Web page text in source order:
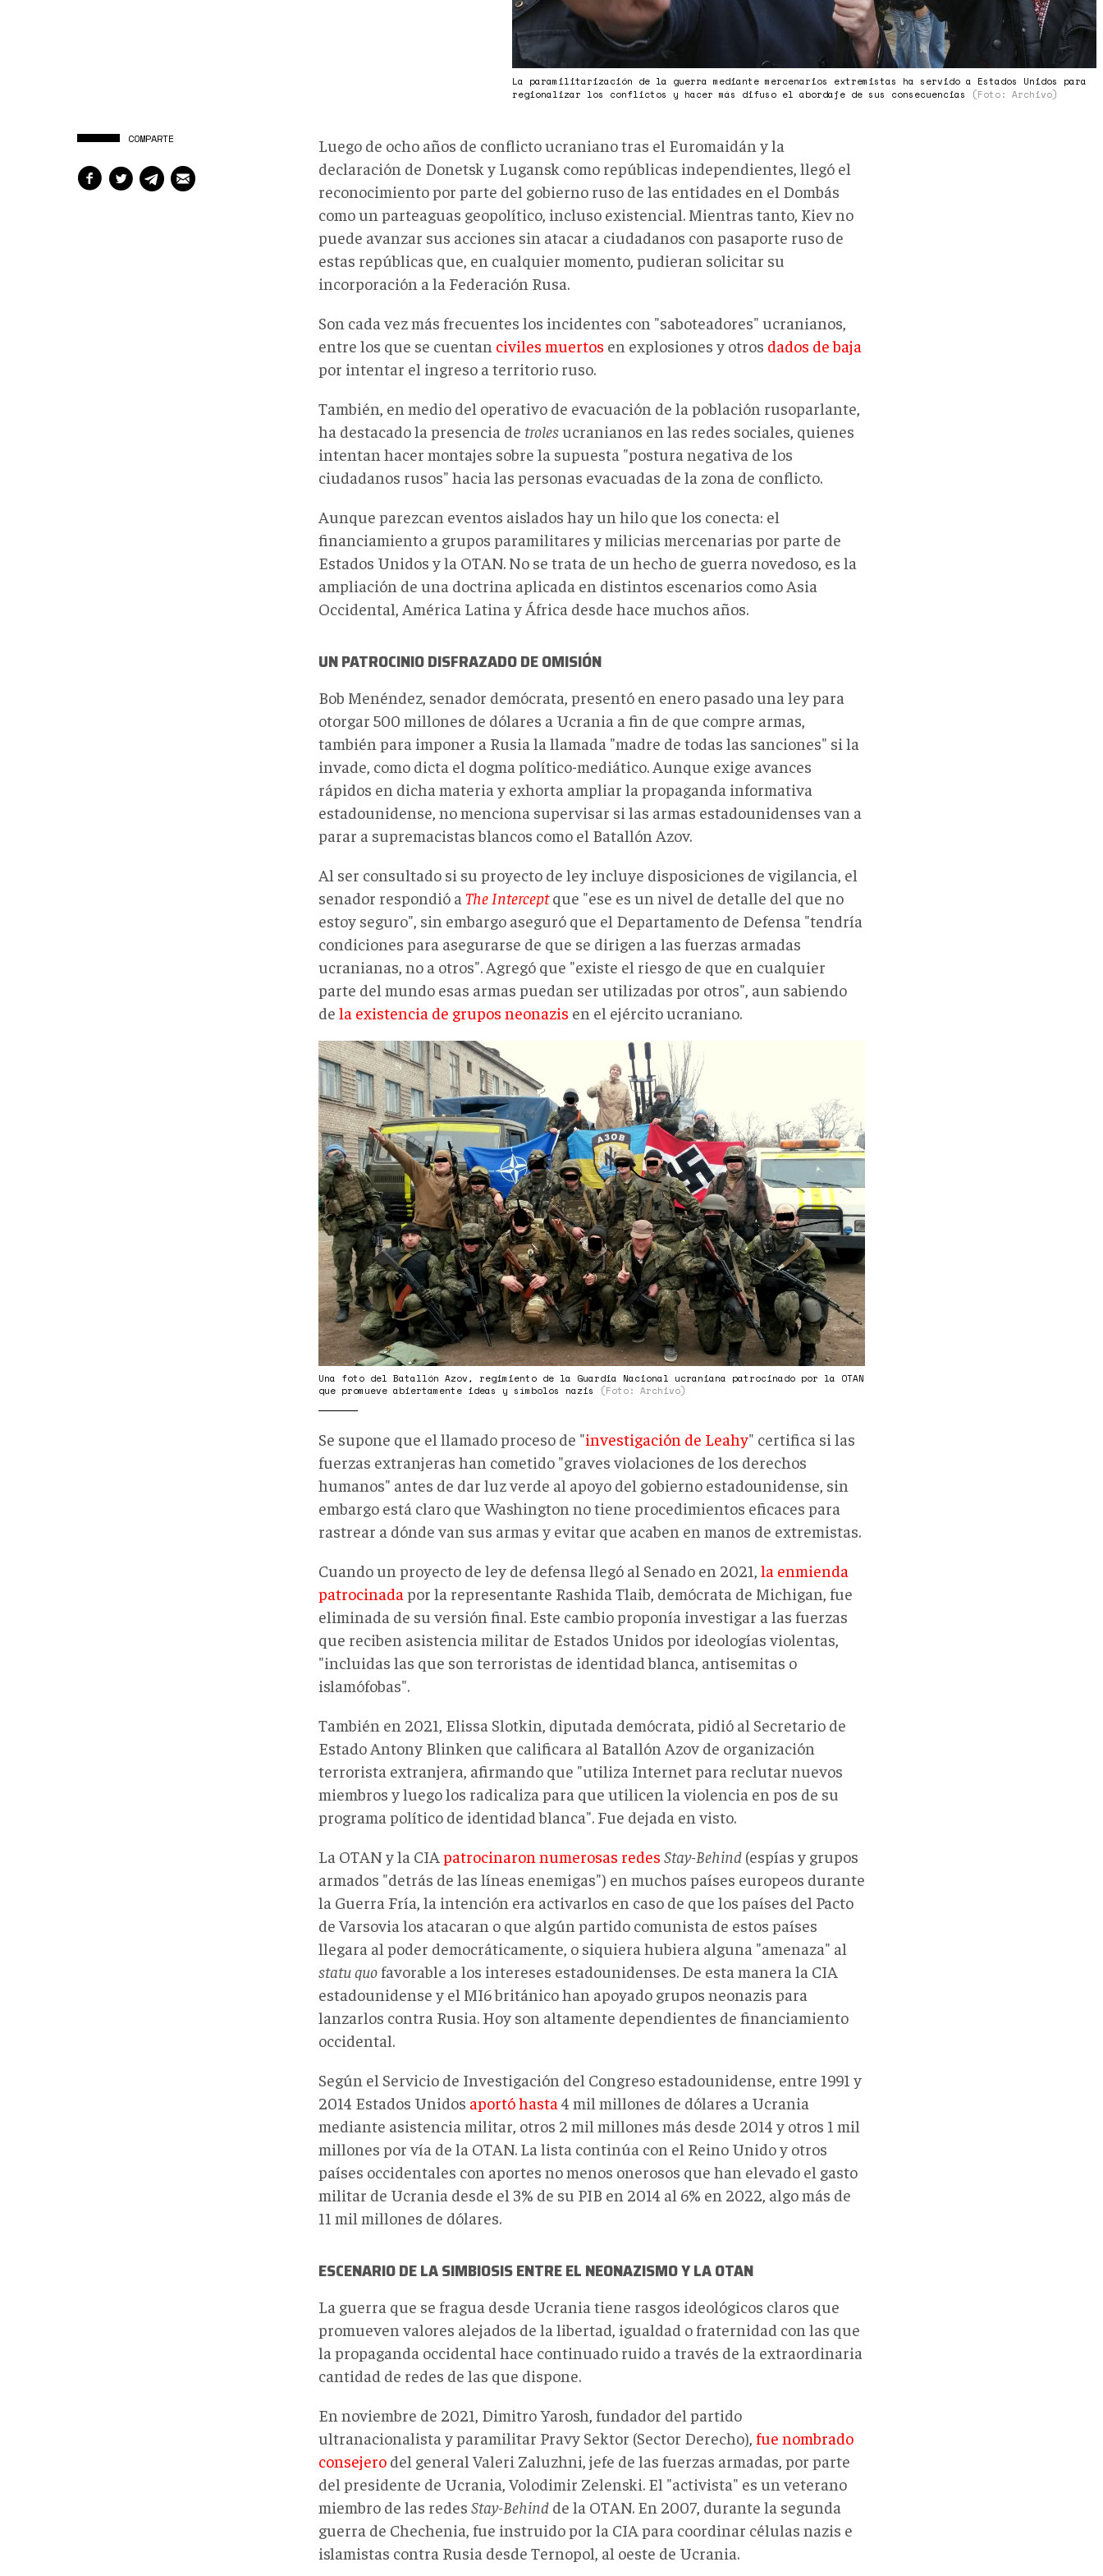
La paramilitarización de la guerra mediante mercenarios extremistas ha servido a Estados Unidos para
regionalizar los conflictos y hacer más difuso el abordaje de sus consecuencias
(Foto: Archivo)
COMPARTE
Luego de ocho años de conflicto ucraniano tras el Euromaidán y la
declaración de Donetsk y Lugansk como repúblicas independientes, llegó el
reconocimiento por parte del gobierno ruso de las entidades en el Dombás
como un parteaguas geopolítico, incluso existencial. Mientras tanto, Kiev no
puede avanzar sus acciones sin atacar a ciudadanos con pasaporte ruso de
estas repúblicas que, en cualquier momento, pudieran solicitar su
‎incorporación a la Federación Rusa. ‎
Son cada vez más frecuentes los incidentes con "saboteadores" ucranianos,
entre los que se cuentan civiles muertos en explosiones y otros dados de baja
por intentar el ingreso a territorio ruso.
También, en medio del operativo de evacuación de la población rusoparlante,
ha destacado la presencia de trolesucranianos en las redes sociales, quienes
intentan hacer montajes sobre la supuesta "postura negativa de los
ciudadanos rusos" hacia las personas evacuadas de la zona de conflicto.
Aunque parezcan eventos aislados hay un hilo que los conecta: el
financiamiento a grupos paramilitares y milicias mercenarias por parte de
Estados Unidos y la OTAN. No se trata de un hecho de guerra novedoso, es la
ampliación de una doctrina aplicada en distintos escenarios como Asia
Occidental, América Latina y África desde hace muchos años.
UN PATROCINIO DISFRAZADO DE OMISIÓN
Bob Menéndez, senador demócrata, presentó en enero pasado una ley para
otorgar 500 millones de dólares a Ucrania a fin de que compre armas,
también para imponer a Rusia la llamada "madre de todas las sanciones" si la
invade, como dicta el dogma político-mediático. Aunque exige avances
rápidos en dicha materia y exhorta ampliar la propaganda informativa
estadounidense, no menciona supervisar si las armas estadounidenses van a
parar a supremacistas blancos como el Batallón Azov.
Al ser consultado si su proyecto de ley incluye disposiciones de vigilancia, el
senador respondió a The Interceptque "ese es un nivel de detalle del que no
estoy seguro", sin embargo aseguró que el Departamento de Defensa "tendría
condiciones para asegurarse de que se dirigen a las fuerzas armadas
ucranianas, no a otros". Agregó que "existe el riesgo de que en cualquier
parte del mundo esas armas puedan ser utilizadas por otros", aun sabiendo
de la existencia de grupos neonazis en el ejército ucraniano.
Ucrania001.jpg
Una foto del Batallón Azov, regimiento de la Guardia Nacional ucraniana patrocinado por la OTAN
que promueve abiertamente ideas y símbolos nazis
(Foto: Archivo)
Se supone que el llamado proceso de "investigación de Leahy" certifica si las
fuerzas extranjeras han cometido "graves violaciones de los derechos
humanos" antes de dar luz verde al apoyo del gobierno estadounidense, sin
embargo está claro que Washington no tiene procedimientos eficaces para
rastrear a dónde van sus armas y evitar que acaben en manos de extremistas.
Cuando un proyecto de ley de defensa llegó al Senado en 2021, la enmienda
patrocinada por la representante Rashida Tlaib, demócrata de Michigan, fue
eliminada de su versión final. Este cambio proponía investigar a las fuerzas
que reciben asistencia militar de Estados Unidos por ideologías violentas,
"incluidas las que son terroristas de identidad blanca, antisemitas o
islamófobas".
También en 2021, Elissa Slotkin, diputada demócrata, pidió al Secretario de
Estado Antony Blinken que calificara al Batallón Azov de organización
terrorista extranjera, afirmando que "utiliza Internet para reclutar nuevos
miembros y luego los radicaliza para que utilicen la violencia en pos de su
programa político de identidad blanca". Fue dejada en visto.
La OTAN y la CIA patrocinaron numerosas redes Stay-Behind (espías y grupos
armados "detrás de las líneas enemigas") en muchos países europeos durante
la Guerra Fría, la intención era activarlos en caso de que los países del Pacto
de Varsovia los atacaran o que algún partido comunista de estos países
llegara al poder democráticamente, o siquiera hubiera alguna "amenaza" al
statu quo favorable a los intereses estadounidenses. De esta manera la CIA
estadounidense y el MI6 británico han apoyado grupos ‎neonazis para
lanzarlos contra Rusia. Hoy son altamente dependientes de financiamiento
occidental.
Según el Servicio de Investigación del Congreso estadounidense, ‎entre 1991 y
2014 Estados Unidos aportó hasta 4 mil millones de dólares a Ucrania
mediante asistencia militar, otros 2 mil millones más desde 2014 y otros 1 mil
millones por vía de la OTAN. La lista continúa con el Reino Unido y otros
países occidentales con aportes no menos onerosos que han elevado el gasto
militar de Ucrania desde el 3% de su PIB en 2014 al 6% en 2022, algo más de
11 mil millones de dólares.
ESCENARIO DE LA SIMBIOSIS ENTRE EL NEONAZISMO Y LA OTAN
La guerra que se fragua desde Ucrania tiene rasgos ideológicos claros que
promueven valores alejados de la libertad, igualdad o fraternidad con las que
la propaganda occidental hace continuado ruido a través de la extraordinaria
cantidad de redes de las que dispone.
En noviembre de 2021, Dimitro Yarosh, fundador del partido
ultranacionalista y paramilitar Pravy Sektor (Sector Derecho), fue nombrado
consejero del general Valeri Zaluzhni, jefe ‎de las fuerzas armadas, por parte
del presidente de Ucrania, Volodimir Zelenski. El "activista" es un veterano
miembro de las redes Stay-Behind de la OTAN. En 2007, durante la segunda
guerra de Chechenia, fue instruido por ‎la CIA para coordinar células nazis e
islamistas ‎contra Rusia desde Ternopol, al oeste de Ucrania.